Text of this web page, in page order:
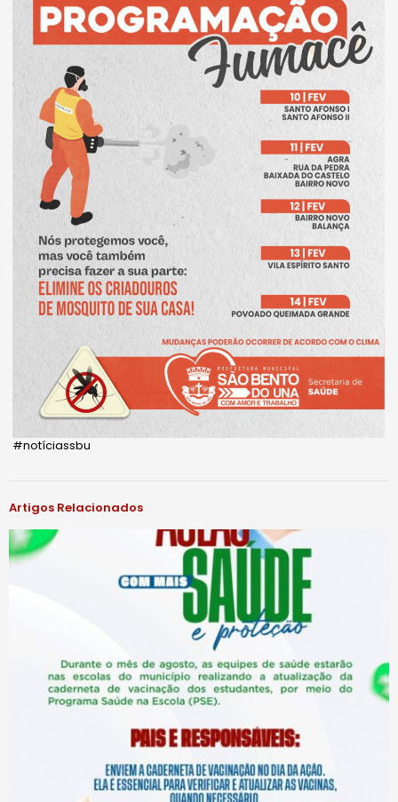
#notíciassbu
Artigos Relacionados